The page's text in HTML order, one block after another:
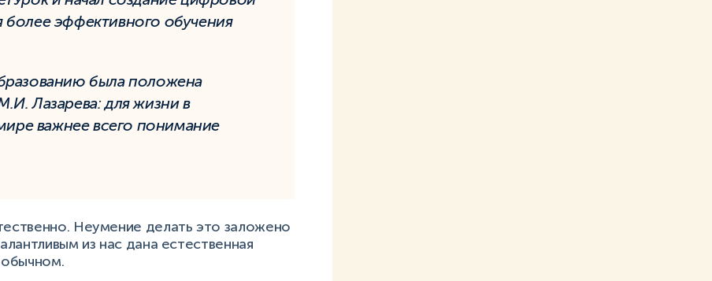
эффективного обучения
была положена
Лазарева: для жизни в
важнее всего понимание
Неумение делать это заложено
из нас дана естественная
обычном.